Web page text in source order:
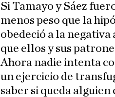
Si Tamayo y Sáez
menos peso que la
obedeció a la
que ellos y sus
Ahora nadie intenta
un ejercicio de
saber si queda alguien